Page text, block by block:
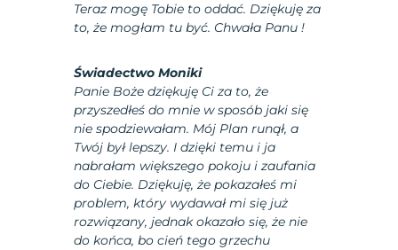
Teraz mogę Tobie to oddać. Dziękuję za
to, że mogłam tu być. Chwała Panu !
Świadectwo Moniki
Panie Boże dziękuję Ci za to, że
przyszedłeś do mnie w sposób jaki się
nie spodziewałam. Mój Plan runął, a
Twój był lepszy. I dzięki temu i ja
nabrałam większego pokoju i zaufania
do Ciebie. Dziękuję, że pokazałeś mi
problem, który wydawał mi się już
rozwiązany, jednak okazało się, że nie
do końca, bo cień tego grzechu